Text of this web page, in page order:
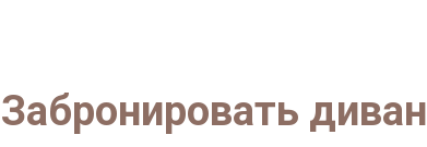
Забронировать диван